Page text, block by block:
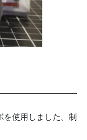
を使用しました。制